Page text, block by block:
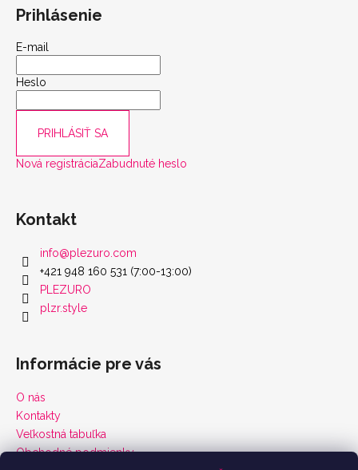
Prihlásenie
E-mail
Heslo
PRIHLÁSIŤ SA
Nová registráciaZabudnuté heslo
Kontakt
info@plezuro.com
+421 948 160 531 (7:00-13:00)
PLEZURO
plzr.style
Informácie pre vás
O nás
Kontakty
Veľkostná tabuľka
Obchodné podmienky